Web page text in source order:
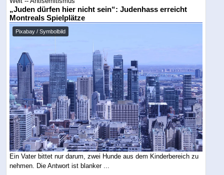
„Juden dürfen hier nicht sein“: Judenhass erreicht
Montreals Spielplätze
Pixabay / Symbolbild
Ein Vater bittet nur darum, zwei Hunde aus dem Kinderbereich zu
nehmen. Die Antwort ist blanker ...